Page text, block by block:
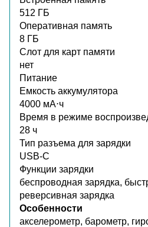
512 ГБ
Оперативная память
8 ГБ
Слот для карт памяти
нет
Питание
Емкость аккумулятора
4000 мА⋅ч
Время в режиме
28 ч
Тип разъема для зарядки
USB-C
Функции зарядки
беспроводная зарядка,
реверсивная зарядка
Особенности
акселерометр, барометр,